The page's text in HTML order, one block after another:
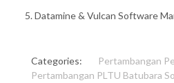
Datamine & Vulcan Software
Categories: Pertambangan
Pertambangan PLTU Batubara